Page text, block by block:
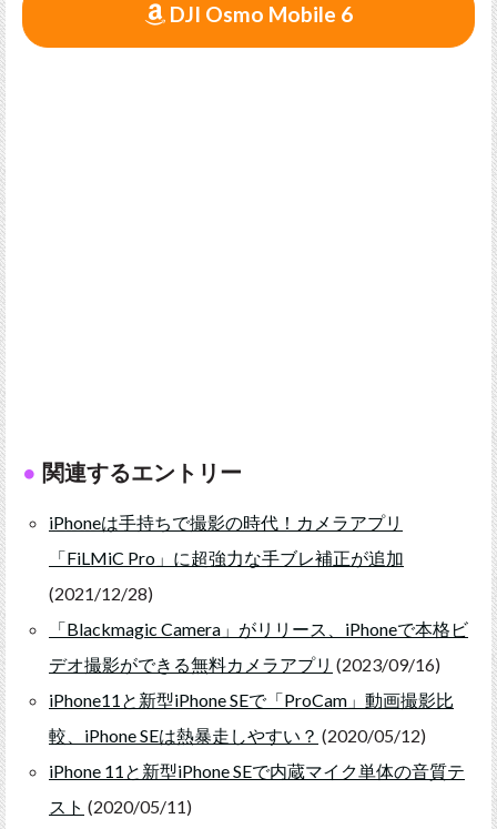
DJI Osmo Mobile 6
関連するエントリー
iPhoneは手持ちで撮影の時代！カメラアプリ
「FiLMiC Pro」に超強力な手ブレ補正が追加
(2021/12/28)
「Blackmagic Camera」がリリース、iPhoneで本格ビ
デオ撮影ができる無料カメラアプリ (2023/09/16)
iPhone11と新型iPhone SEで「ProCam」動画撮影比
較、iPhone SEは熱暴走しやすい？ (2020/05/12)
iPhone 11と新型iPhone SEで内蔵マイク単体の音質テ
スト (2020/05/11)